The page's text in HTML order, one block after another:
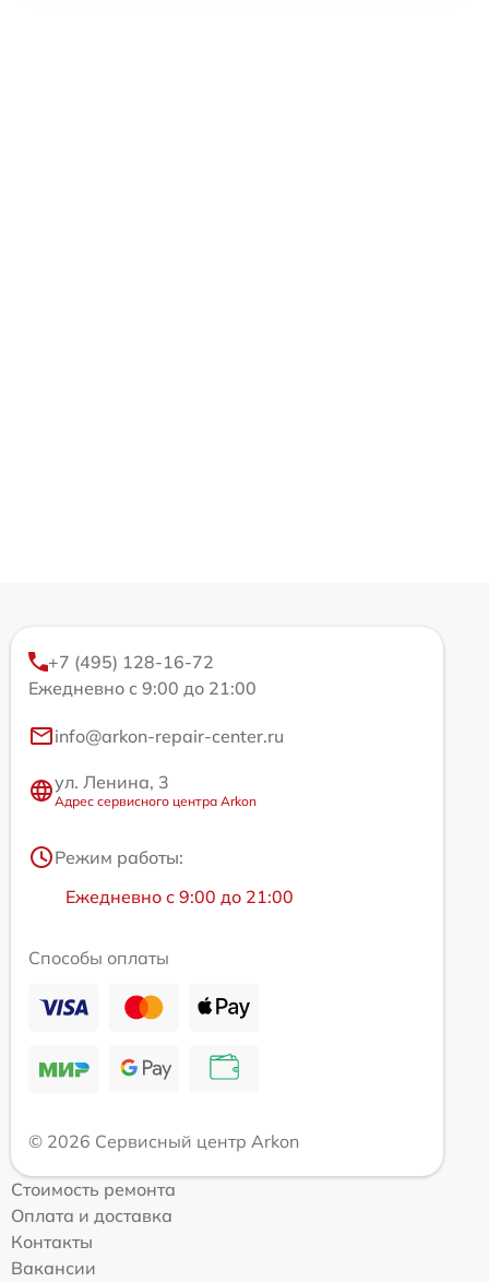
+7 (495) 128-16-72
Ежедневно с 9:00 до 21:00
info@arkon-repair-center.ru
ул. Ленина, 3
Адрес сервисного центра Arkon
Режим работы:
Ежедневно с 9:00 до 21:00
Способы оплаты
© 2026 Сервисный центр Arkon
Стоимость ремонта
Оплата и доставка
Контакты
Вакансии